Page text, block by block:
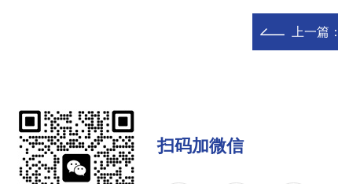
上一篇：
扫码加微信